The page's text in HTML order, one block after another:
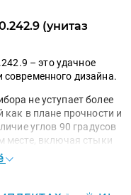
(унитаз
– это удачное
современного дизайна.
не уступает более
как в плане прочности и
углов 90 градусов
месте, включая стыки
рациональному
особенности